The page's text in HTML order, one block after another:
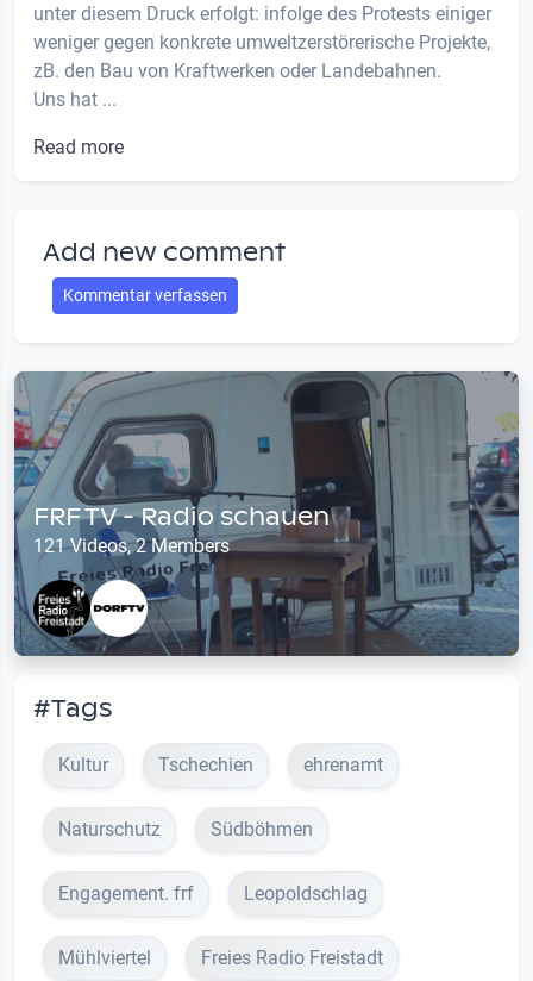
unter diesem Druck erfolgt: infolge des Protests einiger
weniger gegen konkrete umweltzerstörerische Projekte,
zB. den Bau von Kraftwerken oder Landebahnen.
Uns hat ...
Read more
Add new comment
Kommentar verfassen
FRF TV - Radio schauen
121 Videos, 2 Members
#Tags
Kultur Tschechien ehrenamt
Naturschutz Südböhmen
Engagement. frf Leopoldschlag
Mühlviertel Freies Radio Freistadt